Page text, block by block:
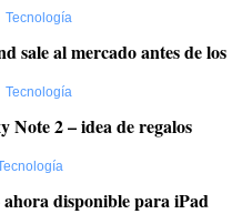
Tecnología
sale al mercado antes de los
Tecnología
Note 2 – idea de regalos
disponible para iPad